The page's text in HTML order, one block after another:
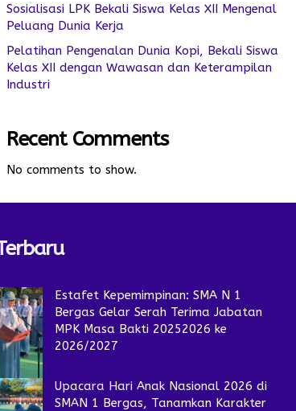
Sosialisasi LPK Bekali Siswa Kelas XII Mengenal
Peluang Dunia Kerja
Pelatihan Pengenalan Dunia Kopi, Bekali Siswa
Kelas XII dengan Wawasan dan Keterampilan
Industri
Recent Comments
No comments to show.
Estafet Kepemimpinan: SMA N 1
Bergas Gelar Serah Terima Jabatan
MPK Masa Bakti 20252026 ke
2026/2027
Upacara Hari Anak Nasional 2026 di
SMAN 1 Bergas, Tanamkan Karakter